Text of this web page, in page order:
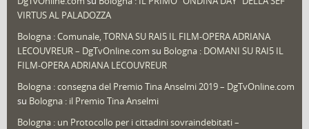
Speciali (22)
Sport
That's Bologna Magazine(25)
Video (archivio) (263)
VIRTUS AL PALADOZZA
Bologna : Comunale, TORNA SU RAI5 IL FILM-OPERA ADRIANA
LECOUVREUR – DgTvOnline.com su Bologna : DOMANI SU RAI5 IL
FILM-OPERA ADRIANA LECOUVREUR
Bologna : consegna del Premio Tina Anselmi 2019 – DgTvOnline.com
su Bologna : il Premio Tina Anselmi
Bologna : un Protocollo per i cittadini sovraindebitati –